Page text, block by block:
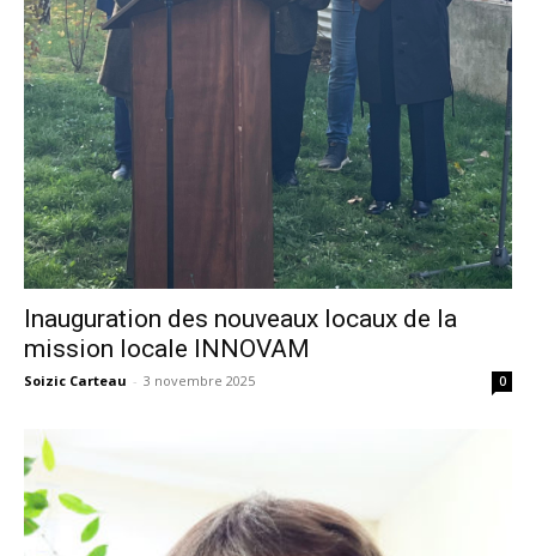
Inauguration des nouveaux locaux de la
mission locale INNOVAM
Soizic Carteau - 3 novembre 2025 0